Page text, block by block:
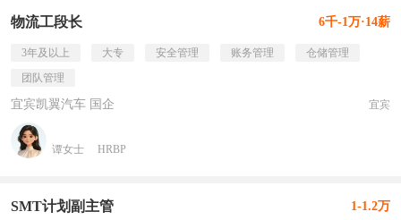
物流工段长 6千-1万·14薪
3年及以上 大专 安全管理 账务管理
仓储管理
团队管理
宜宾凯翼汽车 国企 宜宾
谭女士 HRBP
SMT计划副主管 1-1.2万